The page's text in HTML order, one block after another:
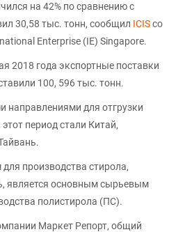
на 42% по сравнению с
30,58 тыс. тонн, сообщил ICISсо
Enterprise (IE) Singapore.
2018 года экспортные поставки
100, 596 тыс. тонн.
для отгрузки
период стали Китай,
производства стирола,
является основным сырьевым
полистирола (ПС).
Маркет Репорт, общий